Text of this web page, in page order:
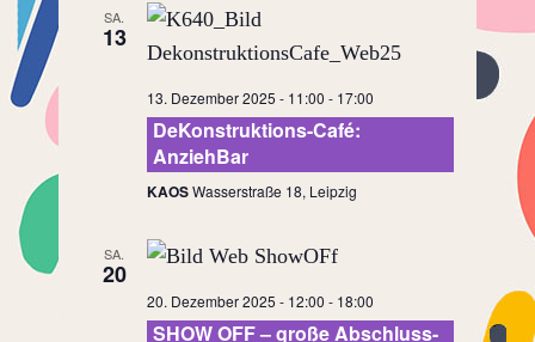
SA.
13
13. Dezember 2025 - 11:00 - 17:00
DeKonstruktions-Café:
AnziehBar
KAOSWasserstraße 18, Leipzig
SA.
20
20. Dezember 2025 - 12:00 - 18:00
SHOW OFF – große Abschluss-